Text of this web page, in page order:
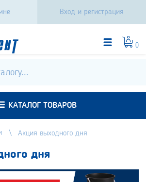
Вход и регистрация
0
КАТАЛОГ ТОВАРОВ
Акция выходного дня
дня